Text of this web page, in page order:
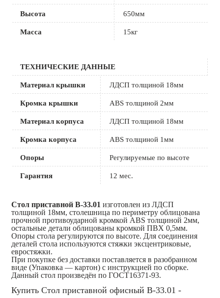
Высота 650мм
Масса 15кг
ТЕХНИЧЕСКИЕ ДАННЫЕ
Материал крышки ЛДСП толщиной 18мм
Кромка крышки ABS толщиной 2мм
Материал корпуса ЛДСП толщиной 18мм
Кромка корпуса ABS толщиной 1мм
Опоры Регулируемые по высоте
Гарантия 12 мес.
Стол приставной B-33.01изготовлен из ЛДСП
толщиной 18мм, столешница по периметру облицована
прочной противоударной кромкой ABS толщиной 2мм,
остальные детали облицованы кромкой ПВХ 0,5мм.
Опоры стола регулируются по высоте. Для соединения
деталей стола используются стяжки эксцентриковые,
евростяжки.
При покупке без доставки поставляется в разобранном
виде (Упаковка — картон) с инструкцией по сборке.
Данный стол произведён по ГОСТ16371-93.
Купить Стол приставной офисный В-33.01 -